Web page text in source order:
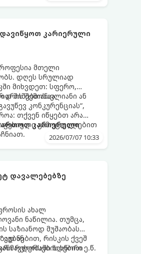
კარიერული
მთელი
დღეს სრულიად
მიხვდეთ: სფერო,
შემოსავლიანი ან
შიშებთანაა
კონკურენციას“,
თქვენ იწყებთ არა
გამოცდილებით
კარიერული
2026/07/07 10:33
დავალებებზე
ახალ
ნაწილია. თუმცა,
საზიანოდ მუშაობას
რისკის ქვეშ
ხდებით ე.წ.
ან
რესურსების სწორი